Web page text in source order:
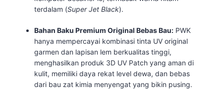
terdalam (Super Jet Black).
Bahan Baku Premium Original Bebas Bau: PWK
hanya mempercayai kombinasi tinta UV original
garmen dan lapisan lem berkualitas tinggi,
menghasilkan produk 3D UV Patch yang aman di
kulit, memiliki daya rekat level dewa, dan bebas
dari bau zat kimia menyengat yang bikin pusing.